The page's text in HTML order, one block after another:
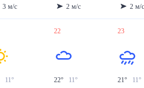
3 м/с
2 м/с
2 м/
11°
22
22° 11°
23
21° 11°